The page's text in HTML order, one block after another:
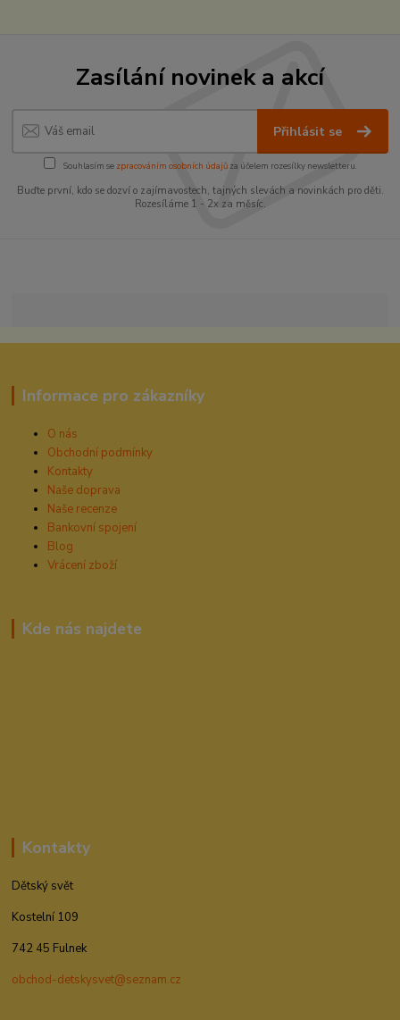
Zasílání novinek a akcí
Přihlásit se
Souhlasím se zpracováním osobních údajůza účelem rozesílky newsletteru.
Buďte první, kdo se dozví o zajímavostech, tajných slevách a novinkách pro děti.
Rozesíláme 1 - 2x za měsíc.
Informace pro zákazníky
O nás
Obchodní podmínky
Kontakty
Naše doprava
Naše recenze
Bankovní spojení
Blog
Vrácení zboží
Kde nás najdete
Kontakty
Dětský svět
Kostelní 109
742 45 Fulnek
obchod-detskysvet@seznam.cz